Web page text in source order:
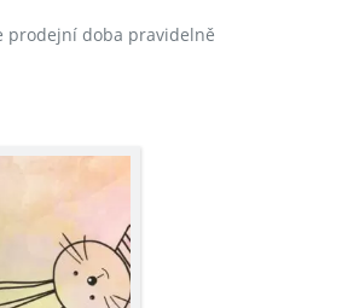
prodejní doba pravidelně